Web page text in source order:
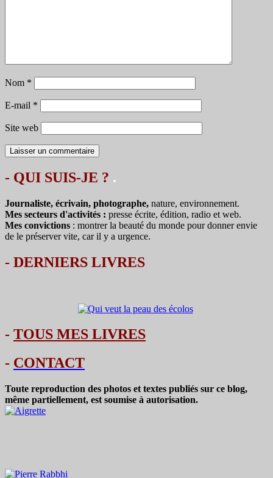
Nom *
E-mail *
Site web
- QUI SUIS-JE ? .
Journaliste, écrivain, photographe, nature, environnement.
Mes secteurs d'activités : presse écrite, édition, radio et web.
Mes convictions : montrer la beauté du monde pour donner envie
de le préserver vite, car il y a urgence.
- DERNIERS LIVRES
- TOUS MES LIVRES
- CONTACT
Toute reproduction des photos et textes publiés sur ce blog,
même partiellement, est soumise à autorisation.